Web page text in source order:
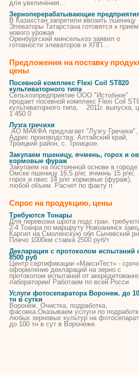
для увеличения...
Зерноперерабатывающие
В Казахстан запретили ввозить пшеницу
Элеваторы Татарстана готовятся к
нового урожая
Оренбургский минсельхоз заявил о
готовности элеваторов и ХПП...
Предложения на поставку
цены
Посевной комплекс Flexi Coil ST820
культиваторного типа
Сельхозпредприятие ООО "Истобное"
продает посевной комплекс Flexi Coil
культиваторного типа, 2011г. выпуска,
1 450 0
Лузга гречихи
АО МАКФА предлагает "Лузгу Гречихи",
Адрес производства: Алтайский край,
Троицкий район, с. Троицкое.
Закупаем пшеницу, ячмень, горох и
кормовые фураж
Закупаем на постоянной основе в городе
Омске пшеницу 16,5 р/кг, ячмень 15 р/кг,
горох и овес 14 р/кг кормовые (фураж),
любой объем. Расчет по факту п
Спрос на продукцию, цены
Требуются Тонары
Для перевозки шрота подс гран.
2-4 Тоанра по маршруту Новоанинск
Каргил на Смоленскую обл Сычевский
Плечо 1000км ставка 2500 руб/т
Декларация с протоколом испытаний
8500 руб
Центр сертификации «МаксиТест» -
оформление деклараций на зерно с
протоколом испытаний от
лаборатории! Работаем по всей Росси
Услуги фотосепаратора Воронеж. до
тн в сутки
Воронеж. Очистка, подработка,
фасовка.Оказываем услуги по
любых зерновых культур на
до 100 тн в сут в Воронеже.